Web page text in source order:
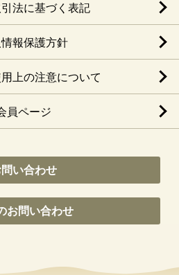
法に基づく表記
報保護方針
上の注意について
員ページ
問い合わせ
お問い合わせ